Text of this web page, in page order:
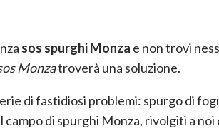
sos spurghi Monza e non trovi
Monzatroverà una soluzione.
di fastidiosi problemi: spurgo di
di spurghi Monza, rivolgiti a noi